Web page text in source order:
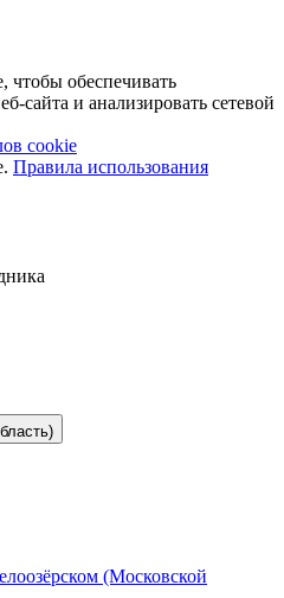
обеспечивать
сайта и анализировать сетевой
cookie
Правила использования
(Московской